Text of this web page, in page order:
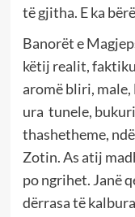
të gjitha. E ka
Banorët e
këtij realit,
aromë bliri,
ura tunele,
thashetheme,
Zotin. As atij
po ngrihet. Janë
dërrasa të